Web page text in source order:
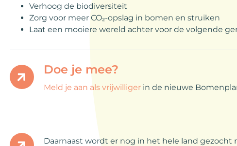
Verhoog de biodiversiteit
Zorg voor meer CO₂-opslag in bomen en struiken
Laat een mooiere wereld achter voor de volgende
Doe je mee?
Meld je aan als vrijwilliger in de nieuwe
Daarnaast wordt er nog in het hele land gezocht